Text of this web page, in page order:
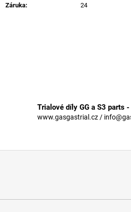
Záruka: 24
Trialové díly GG a S3 parts
www.gasgastrial.cz /